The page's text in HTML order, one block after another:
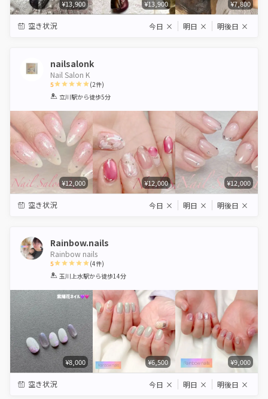
¥13,900 ¥13,900 ¥7,800
空き状況 今日 × 明日 × 明後日 ×
nailsalonk
Nail Salon K
5
1 2 3 4 5
(2件)
立川駅から徒歩5分
¥12,000 ¥12,000 ¥12,000
空き状況 今日 × 明日 × 明後日 ×
Rainbow.nails
Rainbow nails
5
1 2 3 4 5
(4件)
玉川上水駅から徒歩14分
¥8,000 ¥6,500 ¥9,000
空き状況 今日 × 明日 × 明後日 ×